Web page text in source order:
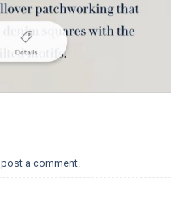
post a comment